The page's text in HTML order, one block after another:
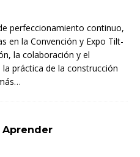
perfeccionamiento continuo,
en la Convención y Expo Tilt-
la colaboración y el
práctica de la construcción
Aprender